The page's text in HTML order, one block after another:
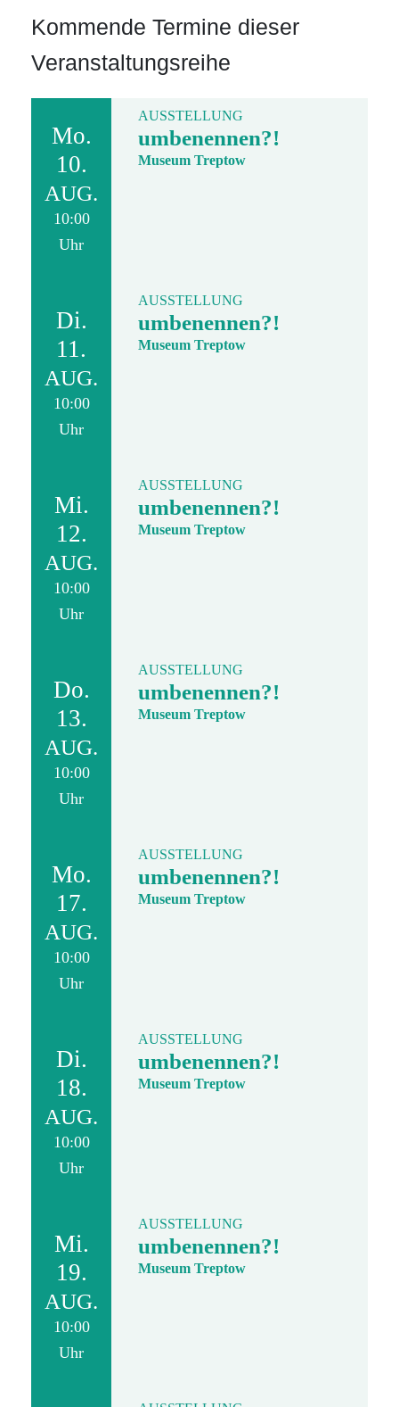
Kommende Termine dieser
Veranstaltungsreihe
Mo.
10.
AUG.
10:00
Uhr
AUSSTELLUNG
umbenennen?!
Museum Treptow
Di.
11.
AUG.
10:00
Uhr
AUSSTELLUNG
umbenennen?!
Museum Treptow
Mi.
12.
AUG.
10:00
Uhr
AUSSTELLUNG
umbenennen?!
Museum Treptow
Do.
13.
AUG.
10:00
Uhr
AUSSTELLUNG
umbenennen?!
Museum Treptow
Mo.
17.
AUG.
10:00
Uhr
AUSSTELLUNG
umbenennen?!
Museum Treptow
Di.
18.
AUG.
10:00
Uhr
AUSSTELLUNG
umbenennen?!
Museum Treptow
Mi.
19.
AUG.
10:00
Uhr
AUSSTELLUNG
umbenennen?!
Museum Treptow